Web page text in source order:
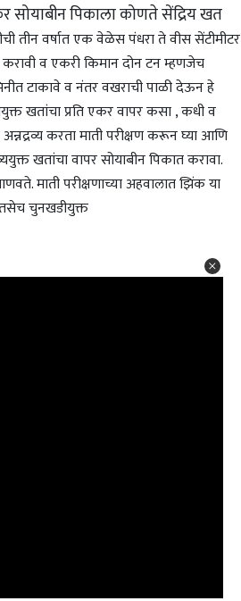
सोयाबीन पिकाला कोणते सेंद्रिय खत
तीन वर्षात एक वेळेस पंधरा ते वीस सेंटीमीटर
व एकरी किमान दोन टन म्हणजेच
टाकावे व नंतर वखराची पाळी देऊन हे
खतांचा प्रति एकर वापर कसा , कधी व
अन्नद्रव्य करता माती परीक्षण करून घ्या आणि
खतांचा वापर सोयाबीन पिकात करावा.
माती परीक्षणाच्या अहवालात झिंक या
चुनखडीयुक्त